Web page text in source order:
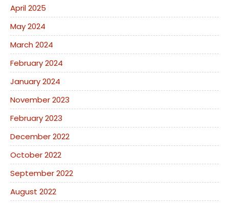
April 2025
May 2024
March 2024
February 2024
January 2024
November 2023
February 2023
December 2022
October 2022
September 2022
August 2022